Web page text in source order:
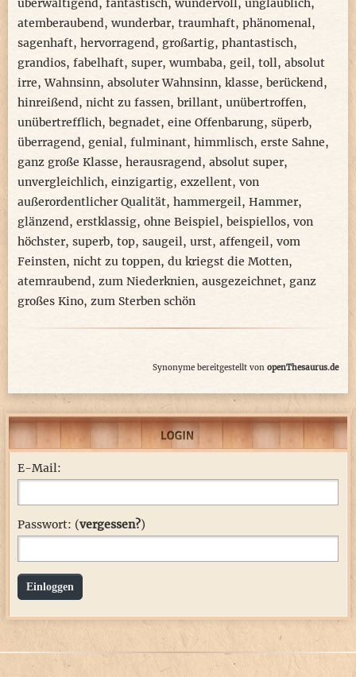
überwältigend, fantastisch, wundervoll, unglaublich,
atemberaubend, wunderbar, traumhaft, phänomenal,
sagenhaft, hervorragend, großartig, phantastisch,
grandios, fabelhaft, super, wumbaba, geil, toll, absolut
irre,Wahnsinn, absoluter Wahnsinn, klasse, berückend,
hinreißend, nicht zu fassen, brillant, unübertroffen,
unübertrefflich, begnadet, eine Offenbarung, süperb,
überragend, genial, fulminant, himmlisch, erste Sahne,
ganz große Klasse, herausragend, absolut super,
unvergleichlich, einzigartig, exzellent, von
außerordentlicher Qualität, hammergeil, Hammer,
glänzend, erstklassig, ohne Beispiel, beispiellos, von
höchster, superb, top, saugeil, urst, affengeil, vom
Feinsten, nicht zu toppen, du kriegst die Motten,
atemraubend, zum Niederknien, ausgezeichnet, ganz
großes Kino, zum Sterben schön
Synonyme bereitgestellt von openThesaurus.de
E-Mail:
Passwort: (vergessen?)
Einloggen